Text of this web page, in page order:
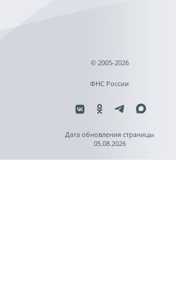
© 2005-2026
ФНС России
Дата обновления страницы
05.08.2026